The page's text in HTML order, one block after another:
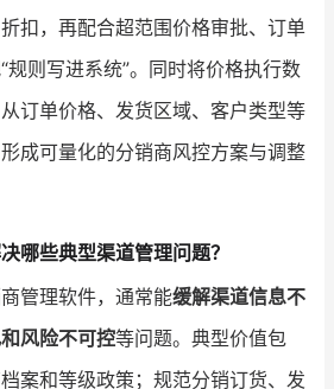
扣，再配合超范围价格审批、订单
规则写进系统”。同时将价格执行数
订单价格、发货区域、客户类型等
成可量化的分销商风控方案与调整
哪些典型渠道管理问题？
管理软件，通常能缓解渠道信息不
风险不可控等问题。典型价值包
案和等级政策；规范分销订货、发